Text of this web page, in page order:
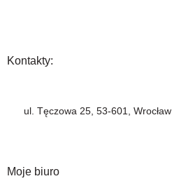
Kontakty:
ul. Tęczowa 25, 53-601, Wrocław
Moje biuro